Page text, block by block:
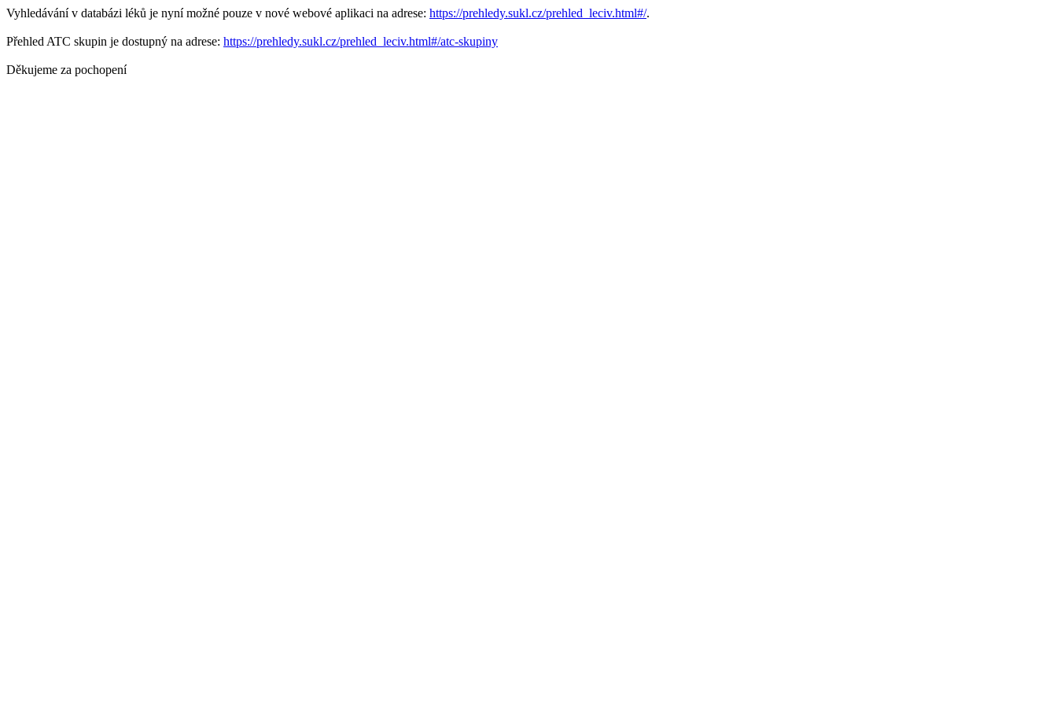
Vyhledávání v databázi léků je nyní možné pouze v nové webové aplikaci na adrese: https://prehledy.sukl.cz/prehled_leciv.html#/.
Přehled ATC skupin je dostupný na adrese: https://prehledy.sukl.cz/prehled_leciv.html#/atc-skupiny
Děkujeme za pochopení